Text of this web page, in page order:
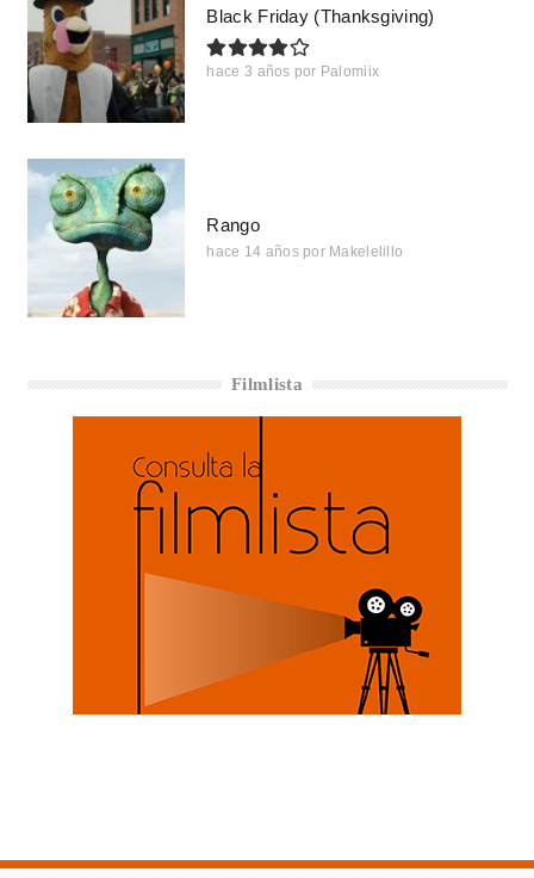
Black Friday (Thanksgiving)
hace 3 años por Palomiix
Rango
hace 14 años por Makelelillo
Filmlista